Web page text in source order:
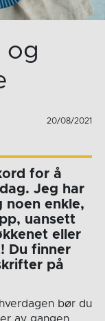
og
20/08/2021
for å
Jeg har
enkle,
uansett
eller
Du finner
på
bør du
av gangen.